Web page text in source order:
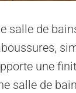
salle de
une
salle de